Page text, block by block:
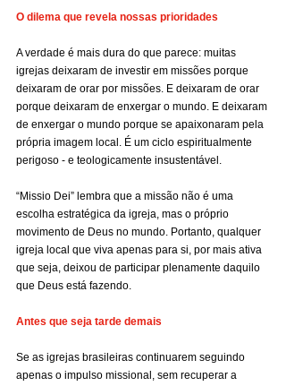
O dilema que revela nossas prioridades
A verdade é mais dura do que parece: muitas
igrejas deixaram de investir em missões porque
deixaram de orar por missões. E deixaram de orar
porque deixaram de enxergar o mundo. E deixaram
de enxergar o mundo porque se apaixonaram pela
própria imagem local. É um ciclo espiritualmente
perigoso - e teologicamente insustentável.
“Missio Dei” lembra que a missão não é uma
escolha estratégica da igreja, mas o próprio
movimento de Deus no mundo. Portanto, qualquer
igreja local que viva apenas para si, por mais ativa
que seja, deixou de participar plenamente daquilo
que Deus está fazendo.
Antes que seja tarde demais
Se as igrejas brasileiras continuarem seguindo
apenas o impulso missional, sem recuperar a